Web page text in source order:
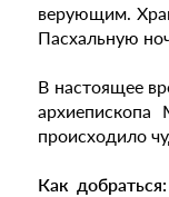
верующим.
Пасхальную
В настоящее
происходило
Как добраться: